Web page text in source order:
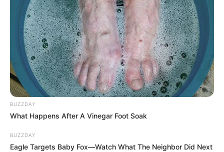
Pitacos de Lua
BUZZDAY
What Happens After A Vinegar Foot Soak
BUZZDAY
Eagle Targets Baby Fox—Watch What The Neighbor Did Next